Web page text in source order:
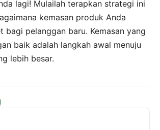
lagi! Mulailah terapkan strategi ini
kemasan produk Anda
bagi pelanggan baru. Kemasan yang
baik adalah langkah awal menuju
lebih besar.